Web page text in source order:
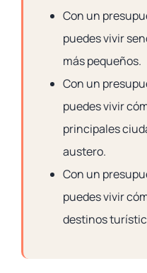
Con un
puedes vivir
más pequeños.
Con un
puedes vivir
principales
austero.
Con un
puedes vivir
destinos